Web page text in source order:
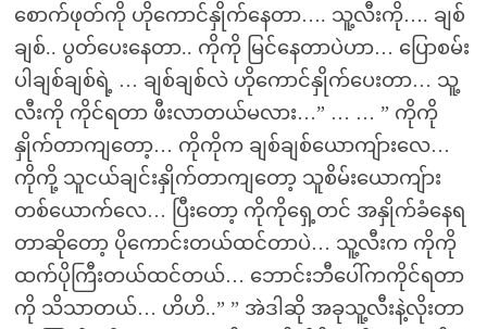
စောက်ဖုတ်ကို ဟိုကောင်နှိုက်နေတာ…. သူ့လီးကို…. ချစ်
ချစ်.. ပွတ်ပေးနေတာ.. ကိုကို မြင်နေတာပဲဟာ… ပြောစမ်း
ပါချစ်ချစ်ရဲ့ … ချစ်ချစ်လဲ ဟိုကောင်နှိုက်ပေးတာ… သူ့
လီးကို ကိုင်ရတာ ဖီးလာတယ်မလား…” … … ” ကိုကို
နှိုက်တာကျတော့… ကိုကိုက ချစ်ချစ်ယောကျ်ားလေ…
ကိုကို့ သူငယ်ချင်းနှိုက်တာကျတော့ သူစိမ်းယောကျ်ား
တစ်ယောက်လေ… ပြီးတော့ ကိုကိုရှေ့တင် အနှိုက်ခံနေရ
တာဆိုတော့ ပိုကောင်းတယ်ထင်တာပဲ… သူ့လီးက ကိုကို
ထက်ပိုကြီးတယ်ထင်တယ်… ဘောင်းဘီပေါ်ကကိုင်ရတာ
ကို သိသာတယ်… ဟိဟိ..” ” အဲဒါဆို အခုသူ့လီးနဲ့လိုးတာ